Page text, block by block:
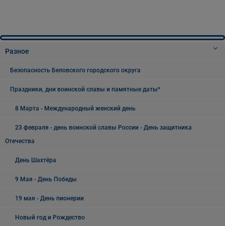
Разное
Безопасность Беловского городского округа
Праздники, дни воинской славы и памятные даты*
8 Марта - Международный женский день
23 февраля - день воинской славы России - День защитника
Отечества
День Шахтёра
9 Мая - День Победы
19 мая - День пионерии
Новый год и Рождество